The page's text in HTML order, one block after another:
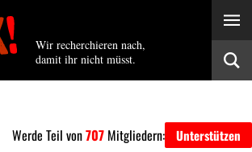
Wir recherchieren nach,
damit ihr nicht müsst.
Werde Teil von707 Mitgliedern: Unterstützen